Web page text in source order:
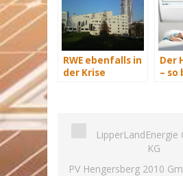
RWE ebenfalls in
der Krise
Der
– so
LipperLandEnergie
KG
PV Hengersberg 2010